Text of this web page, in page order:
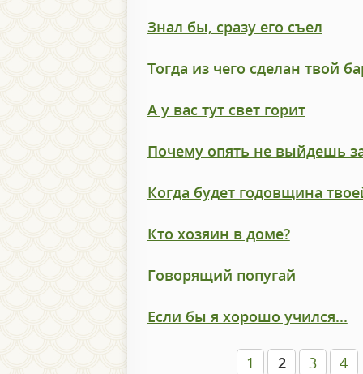
Знал бы, сразу его съел
Тогда из чего сделан твой
А у вас тут свет горит
Почему опять не выйдешь
Когда будет годовщина
Кто хозяин в доме?
Говорящий попугай
Если бы я хорошо учился...
1 2 3 4